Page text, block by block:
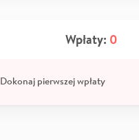
Wpłaty: 0
Dokonaj pierwszej wpłaty